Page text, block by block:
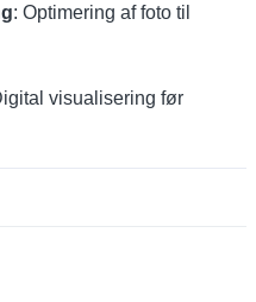
: Optimering af foto til
visualisering før